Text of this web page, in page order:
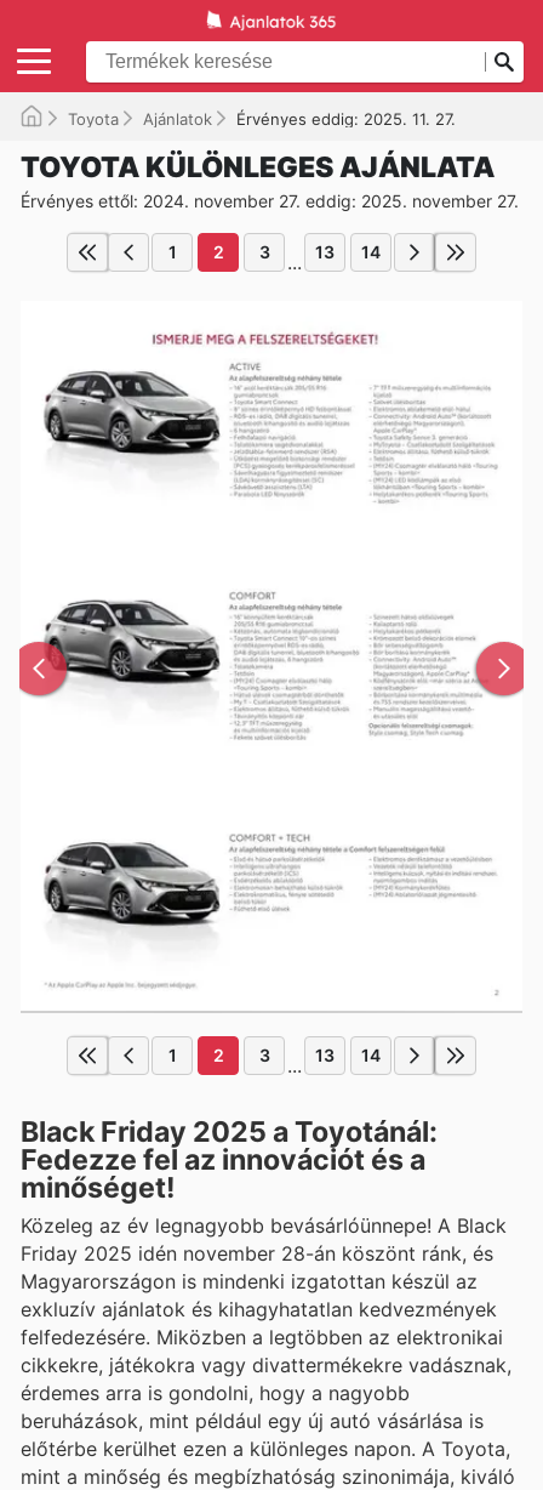
Toyota Ajánlatok Érvényes eddig: 2025. 11. 27.
TOYOTA KÜLÖNLEGES AJÁNLATA
Érvényes ettől: 2024. november 27. eddig: 2025. november 27.
1 2 3 ... 13 14
1 2 3 ... 13 14
Black Friday 2025 a Toyotánál:
Fedezze fel az innovációt és a
minőséget!
Közeleg az év legnagyobb bevásárlóünnepe! A Black
Friday 2025 idén november 28-án köszönt ránk, és
Magyarországon is mindenki izgatottan készül az
exkluzív ajánlatok és kihagyhatatlan kedvezmények
felfedezésére. Miközben a legtöbben az elektronikai
cikkekre, játékokra vagy divattermékekre vadásznak,
érdemes arra is gondolni, hogy a nagyobb
beruházások, mint például egy új autó vásárlása is
előtérbe kerülhet ezen a különleges napon. A Toyota,
mint a minőség és megbízhatóság szinonimája, kiváló